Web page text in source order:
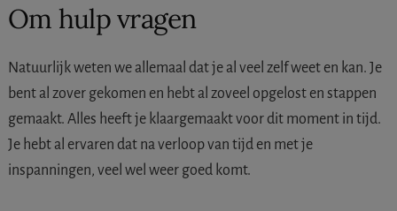
Om hulp vragen
Natuurlijk weten we allemaal dat je al veel zelf weet en kan. Je
bent al zover gekomen en hebt al zoveel opgelost en stappen
gemaakt. Alles heeft je klaargemaakt voor dit moment in tijd.
Je hebt al ervaren dat na verloop van tijd en met je
inspanningen, veel wel weer goed komt.